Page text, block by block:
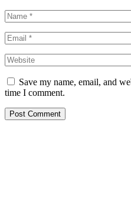
Save my name, email, and
time I comment.